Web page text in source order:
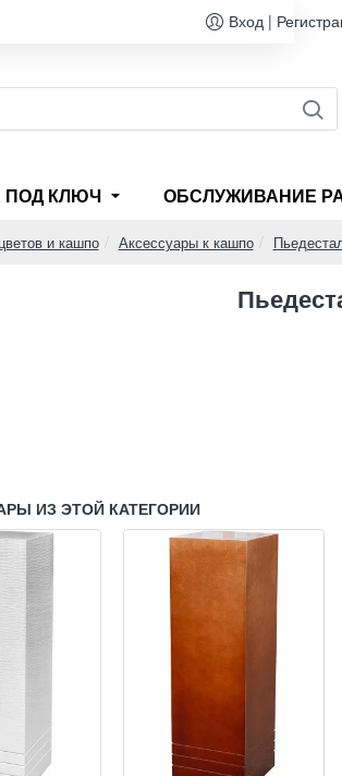
Вход |
ПОД КЛЮЧ ОБСЛУЖИВАНИЕ
и кашпо Аксессуары к кашпо
ИЗ ЭТОЙ КАТЕГОРИИ